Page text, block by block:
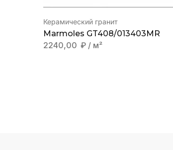
Керамический гранит
Marmoles GT408/013403MR
2240,00 ₽ / м²